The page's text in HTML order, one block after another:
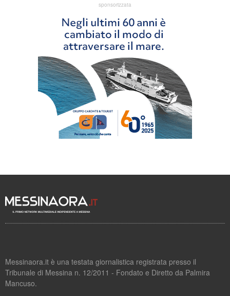
sponsorizzata
Messinaora.it è una testata giornalistica registrata presso il
Tribunale di Messina n. 12/2011 - Fondato e Diretto da Palmira
Mancuso.